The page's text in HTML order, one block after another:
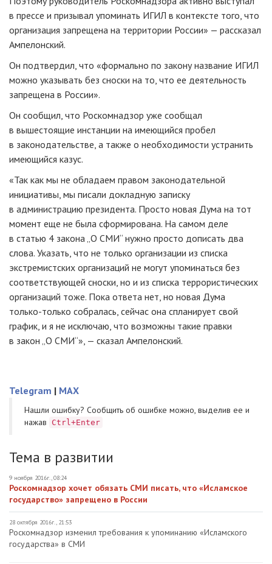
в прессе и призывал упоминать ИГИЛ в контексте того, что
организация запрещена на территории России» — рассказал
Ампелонский.
Он подтвердил, что «формально по закону название ИГИЛ
можно указывать без сноски на то, что ее деятельность
запрещена в России».
Он сообщил, что Роскомнадзор уже сообщал
в вышестоящие инстанции на имеющийся пробел
в законодательстве, а также о необходимости устранить
имеющийся казус.
«Так как мы не обладаем правом законодательной
инициативы, мы писали докладную записку
в администрацию президента. Просто новая Дума на тот
момент еще не была сформирована. На самом деле
в статью 4 закона „О СМИ“ нужно просто дописать два
слова. Указать, что не только организации из списка
экстремистских организаций не могут упоминаться без
соответствующей сноски, но и из списка террористических
организаций тоже. Пока ответа нет, но новая Дума
только-только собралась, сейчас она спланирует свой
график, и я не исключаю, что возможны такие правки
в закон „О СМИ“», — сказал Ампелонский.
Telegram | MAX
Нашли ошибку? Cообщить об ошибке можно, выделив ее и
нажав
Ctrl+Enter
Тема в развитии
9 ноября 2016г., 08:24
Роскомнадзор хочет обязать СМИ писать, что «Исламское
государство» запрещено в России
28 октября 2016г., 21:53
Роскомнадзор изменил требования к упоминанию «Исламского
государства» в СМИ